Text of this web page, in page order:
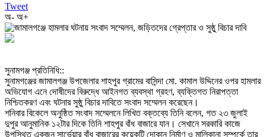
Tweet
অ- অ+
‎সুনামগঞ্জ প্রতিনিধি::
‎সুনামগঞ্জের জামালগঞ্জ উপজেলার শাহপুর গ্রামের বাসিন্দা মো. কামাল উদ্দিনের ওপর হামলার
অভিযোগ এনে দোষীদের বিরুদ্ধে আইনগত ব্যবস্থা গ্রহণ, ব্যক্তিগত নিরাপত্তা
নিশ্চিতকরণ এবং ঘটনার সুষ্ঠু বিচার দাবিতে সংবাদ সম্মেলন করেছেন।
‎শনিবার বিকেলে অনুষ্ঠিত সংবাদ সম্মেলনে লিখিত বক্তব্যে তিনি বলেন, গত ২৩ জুলাই
দুপুর আনুমানিক ১২টার দিকে তিনি শাহপুর বাঁধ বাজারে যান। সেখানে সরকারি কাজে
উপস্থিত একজন সার্ভেয়ার বাঁধ বাজারের কয়েকটি দোকান নির্মাণ ও মালিকানা সম্পর্কে তার